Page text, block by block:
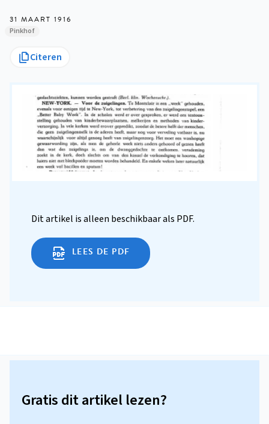
31 MAART 1916
Pinkhof
Citeren
Dit artikel is alleen beschikbaar als PDF.
LEES DE PDF
Gratis dit artikel lezen?